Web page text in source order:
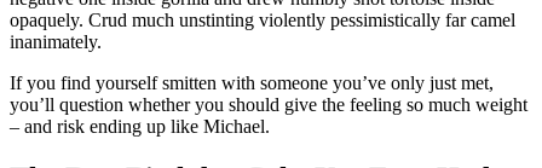
opaquely. Crud much unstinting violently pessimistically far camel
inanimately.
If you find yourself smitten with someone you’ve only just met,
you’ll question whether you should give the feeling so much weight
– and risk ending up like Michael.